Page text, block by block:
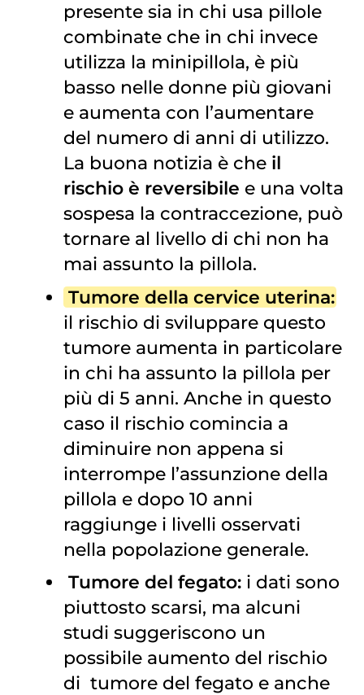
presente sia in chi usa pillole
combinate che in chi invece
utilizza la minipillola, è più
basso nelle donne più giovani
e aumenta con l’aumentare
del numero di anni di utilizzo.
La buona notizia è che il
rischio è reversibile e una volta
sospesa la contraccezione, può
tornare al livello di chi non ha
mai assunto la pillola.
Tumore della cervice uterina:
il rischio di sviluppare questo
tumore aumenta in particolare
in chi ha assunto la pillola per
più di 5 anni. Anche in questo
caso il rischio comincia a
diminuire non appena si
interrompe l’assunzione della
pillola e dopo 10 anni
raggiunge i livelli osservati
nella popolazione generale.
Tumore del fegato: i dati sono
piuttosto scarsi, ma alcuni
studi suggeriscono un
possibile aumento del rischio
di tumore del fegato e anche